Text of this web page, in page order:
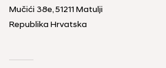
Mučići 38e, 51211 Matulji
Republika Hrvatska